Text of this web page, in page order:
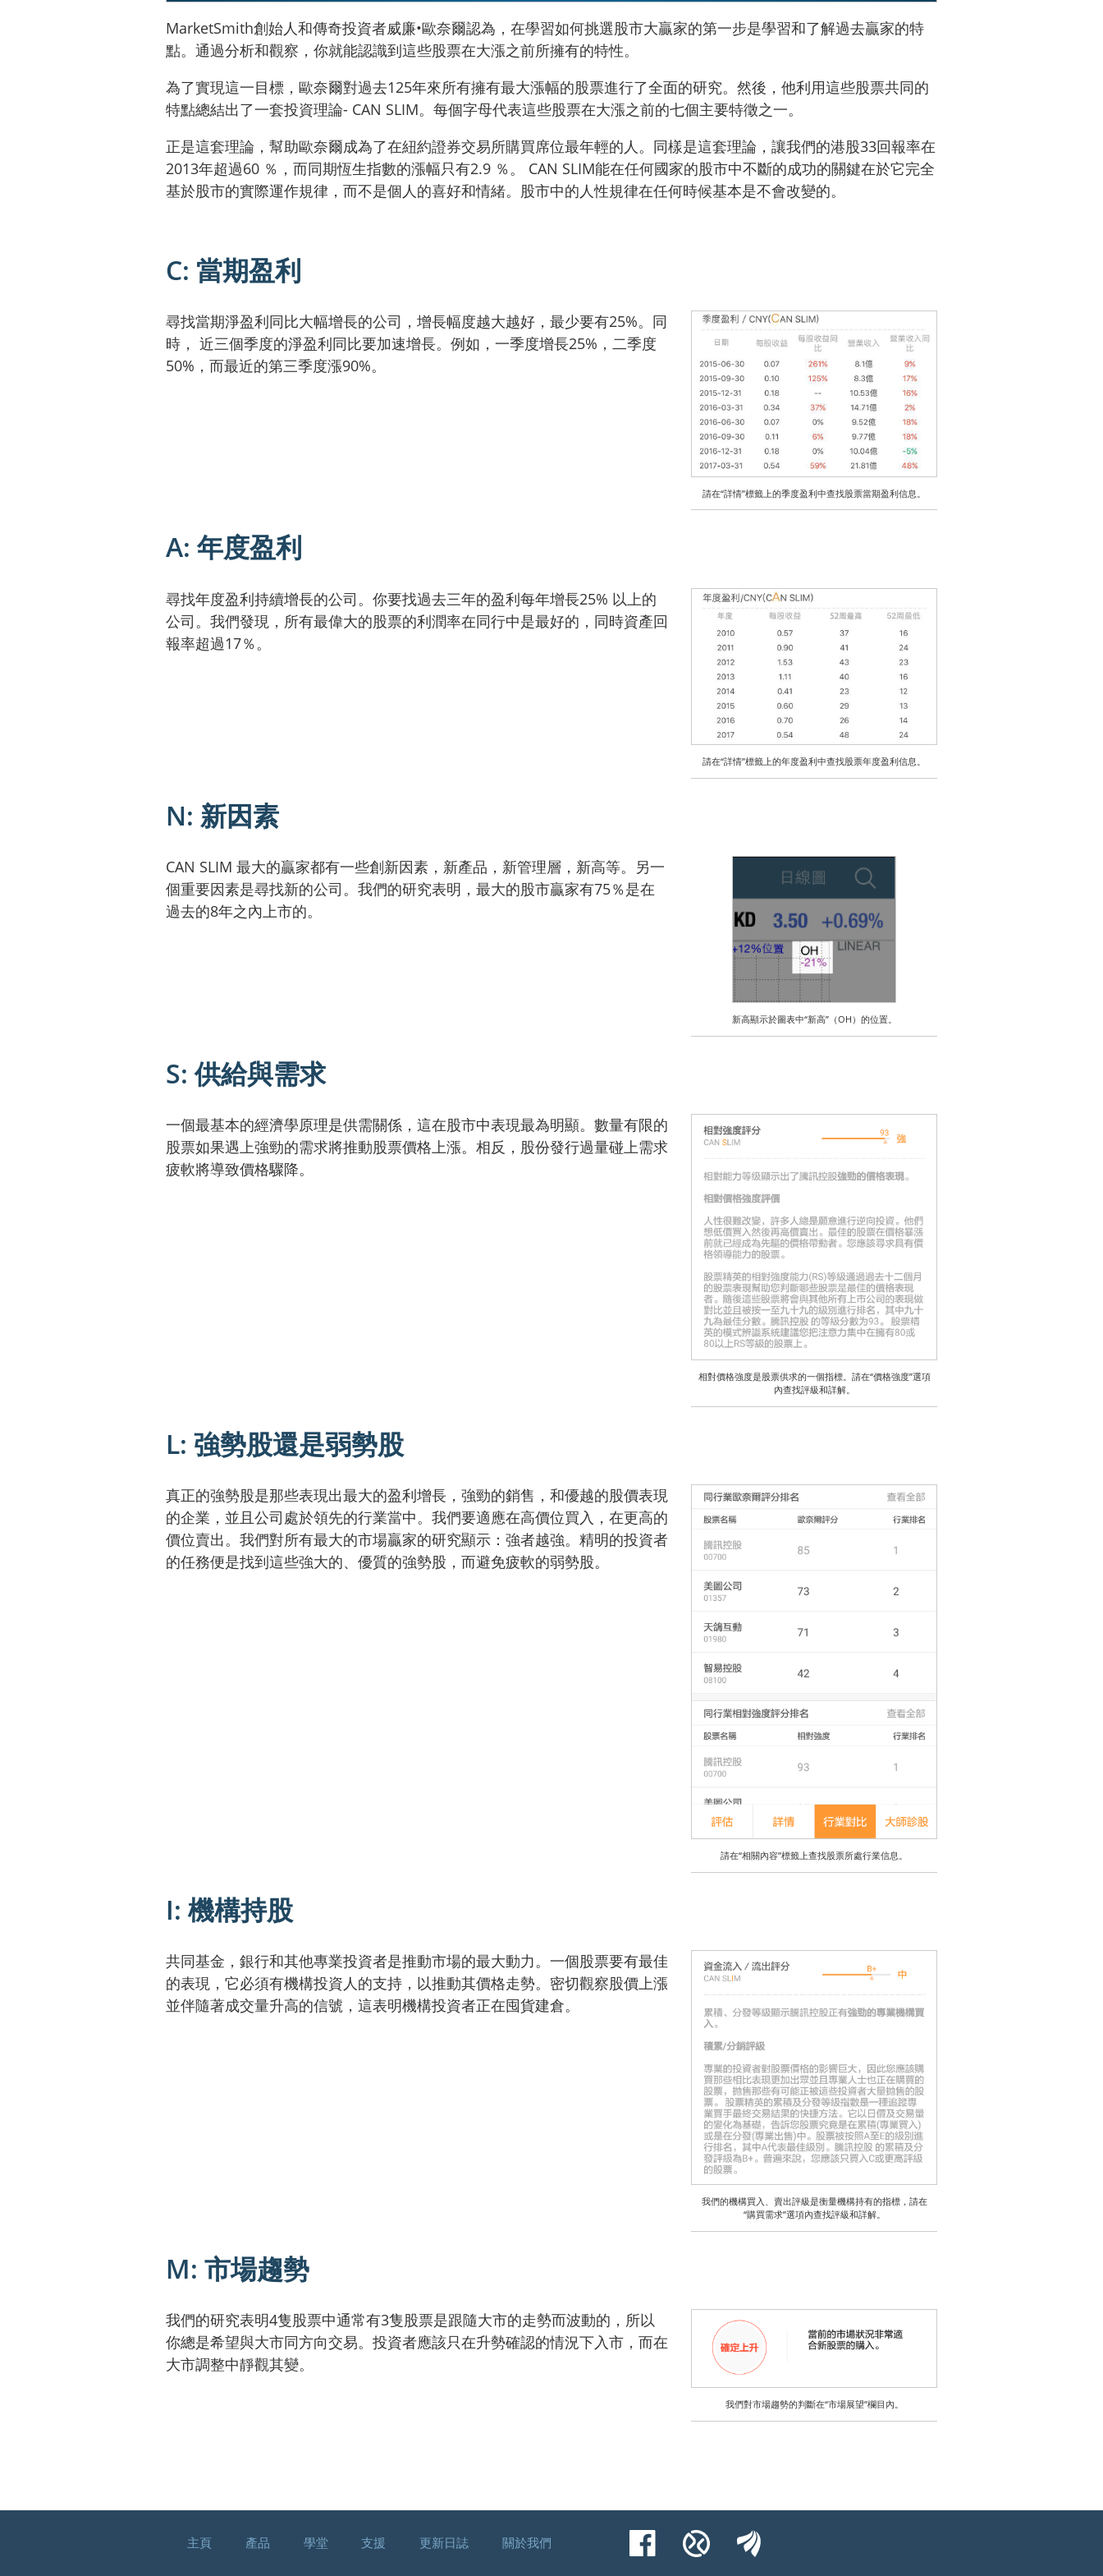
MarketSmith創始人和傳奇投資者威廉•歐奈爾認為，在學習如何挑選股市大贏家的第一步是學習和了解過去贏家的特
點。通過分析和觀察，你就能認識到這些股票在大漲之前所擁有的特性。
為了實現這一目標，歐奈爾對過去125年來所有擁有最大漲幅的股票進行了全面的研究。然後，他利用這些股票共同的
特點總結出了一套投資理論- CAN SLIM。每個字母代表這些股票在大漲之前的七個主要特徵之一。
正是這套理論，幫助歐奈爾成為了在紐約證券交易所購買席位最年輕的人。同樣是這套理論，讓我們的港股33回報率在
2013年超過60 ％，而同期恆生指數的漲幅只有2.9 ％。 CAN SLIM能在任何國家的股市中不斷的成功的關鍵在於它完全
基於股市的實際運作規律，而不是個人的喜好和情緒。股市中的人性規律在任何時候基本是不會改變的。
C: 當期盈利
請在“詳情”標籤上的季度盈利中查找股票當期盈利信息。
尋找當期淨盈利同比大幅增長的公司，增長幅度越大越好，最少要有25%。同
時， 近三個季度的淨盈利同比要加速增長。例如，一季度增長25%，二季度
50%，而最近的第三季度漲90%。
A: 年度盈利
請在“詳情”標籤上的年度盈利中查找股票年度盈利信息。
尋找年度盈利持續增長的公司。你要找過去三年的盈利每年增長25% 以上的
公司。我們發現，所有最偉大的股票的利潤率在同行中是最好的，同時資產回
報率超過17％。
N: 新因素
新高顯示於圖表中“新高”（OH）的位置。
CAN SLIM 最大的贏家都有一些創新因素，新產品，新管理層，新高等。另一
個重要因素是尋找新的公司。我們的研究表明，最大的股市贏家有75％是在
過去的8年之內上市的。
S: 供給與需求
相對價格強度是股票供求的一個指標。請在“價格強度”選項
內查找評級和詳解。
一個最基本的經濟學原理是供需關係，這在股市中表現最為明顯。數量有限的
股票如果遇上強勁的需求將推動股票價格上漲。相反，股份發行過量碰上需求
疲軟將導致價格驟降。
L: 強勢股還是弱勢股
請在“相關內容”標籤上查找股票所處行業信息。
真正的強勢股是那些表現出最大的盈利增長，強勁的銷售，和優越的股價表現
的企業，並且公司處於領先的行業當中。我們要適應在高價位買入，在更高的
價位賣出。我們對所有最大的市場贏家的研究顯示：強者越強。精明的投資者
的任務便是找到這些強大的、優質的強勢股，而避免疲軟的弱勢股。
I: 機構持股
我們的機構買入、賣出評級是衡量機構持有的指標，請在
“購買需求”選項內查找評級和詳解。
共同基金，銀行和其他專業投資者是推動市場的最大動力。一個股票要有最佳
的表現，它必須有機構投資人的支持，以推動其價格走勢。密切觀察股價上漲
並伴隨著成交量升高的信號，這表明機構投資者正在囤貨建倉。
M: 市場趨勢
我們對市場趨勢的判斷在“市場展望”欄目內。
我們的研究表明4隻股票中通常有3隻股票是跟隨大市的走勢而波動的，所以
你總是希望與大市同方向交易。投資者應該只在升勢確認的情況下入市，而在
大市調整中靜觀其變。
主頁 產品 學堂 支援 更新日誌 關於我們 Facebook Xueqiu